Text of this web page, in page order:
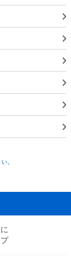
。